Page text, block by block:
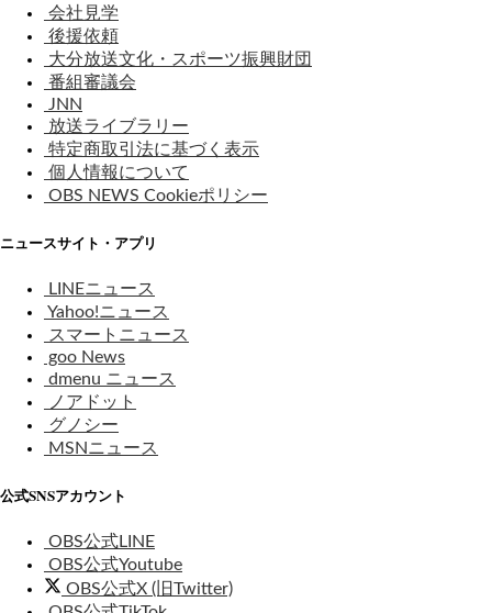
会社見学
後援依頼
大分放送文化・スポーツ振興財団
番組審議会
JNN
放送ライブラリー
特定商取引法に基づく表示
個人情報について
OBS NEWS Cookieポリシー
ニュースサイト・アプリ
LINEニュース
Yahoo!ニュース
スマートニュース
goo News
dmenu ニュース
ノアドット
グノシー
MSNニュース
公式SNSアカウント
OBS公式LINE
OBS公式Youtube
OBS公式X (旧Twitter)